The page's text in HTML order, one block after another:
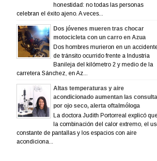
honestidad: no todas las personas
celebran el éxito ajeno. A veces...
Dos jóvenes mueren tras chocar
motocicleta con un carro en Azua
Dos hombres murieron en un
de tránsito ocurrido frente a Industria
Banileja del kilómetro 2 y medio de la
carretera Sánchez, en Az...
Altas temperaturas y aire
acondicionado aumentan las
por ojo seco, alerta oftalmóloga
La doctora Judith Portorreal explicó
la combinación del calor extremo, el
constante de pantallas y los espacios con aire
acondiciona...